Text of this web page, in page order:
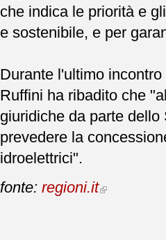
che indica le priorità e
e sostenibile, e per
Durante l'ultimo
Ruffini ha ribadito che
giuridiche da parte
prevedere la
idroelettrici".
fonte:regioni.it